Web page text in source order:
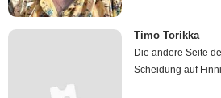
Timo Torikka
Die andere Seite
Scheidung auf